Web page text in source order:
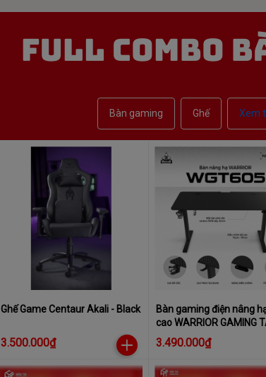
Bàn gaming Ghế Xem
Ghế Game Centaur Akali - Black
3.500.000₫
Bàn gaming điện nâng
cao WARRIOR GAMING
PALADIN SERIES -
BLACK
3.490.000₫